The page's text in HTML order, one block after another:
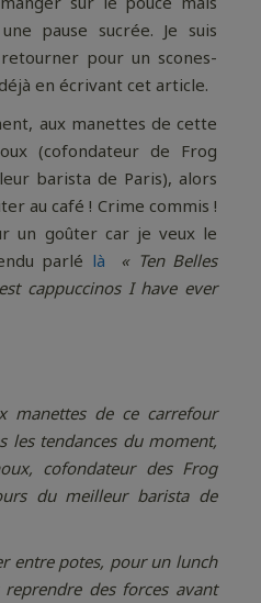
pause sucrée. Je suis
pour un scones-
en écrivant cet article.
aux manettes de cette
(cofondateur de Frog
barista de Paris), alors
au café ! Crime commis !
un goûter car je veux le
parlé là
« Ten Belles
cappuccinos I have ever
manettes de ce carrefour
les tendances du moment,
cofondateur des Frog
du meilleur barista de
entre potes, pour un lunch
des forces avant